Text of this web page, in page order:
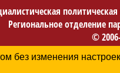
Региональное отделение
©
Политика в отношении
без изменения